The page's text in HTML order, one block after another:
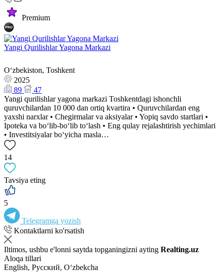
Premium
Yangi Qurilishlar Yagona Markazi
Oʻzbekiston, Toshkent
2025
89
47
Yangi qurilishlar yagona markazi Toshkentdagi ishonchli
quruvchilardan 10 000 dan ortiq kvartira • Quruvchilardan eng
yaxshi narxlar • Chegirmalar va aksiyalar • Yopiq savdo startlari •
Ipoteka va bo‘lib-bo‘lib to‘lash • Eng qulay rejalashtirish yechimlari
• Investitsiyalar bo‘yicha masla…
14
Tavsiya eting
5
Telegramga yozish
Kontaktlarni ko'rsatish
Iltimos, ushbu e'lonni saytda topganingizni ayting Realting.uz
Aloqa tillari
English, Русский, Oʻzbekcha